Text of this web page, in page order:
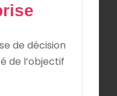
de décision
de l’objectif